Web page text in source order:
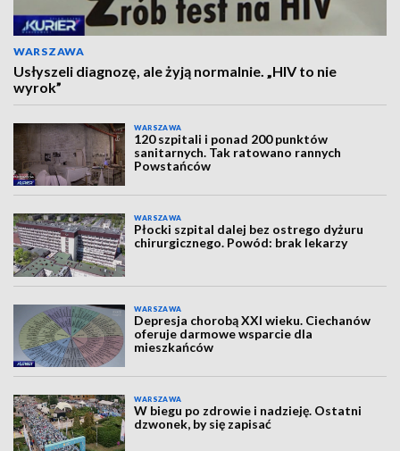
WARSZAWA
Usłyszeli diagnozę, ale żyją normalnie. „HIV to nie
wyrok”
WARSZAWA
120 szpitali i ponad 200 punktów
sanitarnych. Tak ratowano rannych
Powstańców
WARSZAWA
Płocki szpital dalej bez ostrego dyżuru
chirurgicznego. Powód: brak lekarzy
WARSZAWA
Depresja chorobą XXI wieku. Ciechanów
oferuje darmowe wsparcie dla
mieszkańców
WARSZAWA
W biegu po zdrowie i nadzieję. Ostatni
dzwonek, by się zapisać